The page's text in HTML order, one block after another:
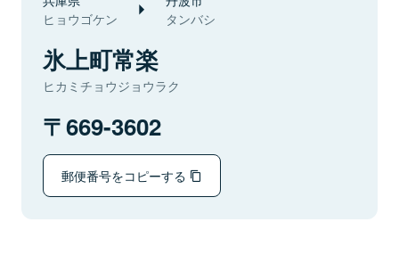
ヒョウゴケン タンバシ
氷上町常楽
ヒカミチョウジョウラク
669-3602
郵便番号をコピーする